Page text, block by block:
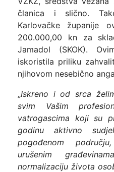
članica i slično.
Karlovačke županije
200.000,00 kn za
Jamadol (SKOK).
iskoristila priliku
njihovom nesebično
„Iskreno i od srca
svim Vašim
vatrogascima koji su
godinu aktivno
pogođenom
urušenim
normalizaciju života